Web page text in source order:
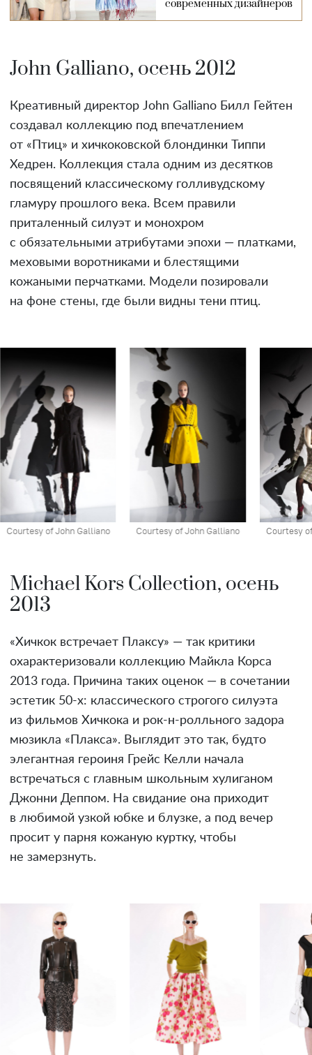
современных дизайнеров
John Galliano, осень 2012
Креативный директор John Galliano Билл Гейтен
создавал коллекцию под впечатлением
от «Птиц» и хичкоковской блондинки Типпи
Хедрен. Коллекция стала одним из десятков
посвящений классическому голливудскому
гламуру прошлого века. Всем правили
приталенный силуэт и монохром
с обязательными атрибутами эпохи — платками,
меховыми воротниками и блестящими
кожаными перчатками. Модели позировали
на фоне стены, где были видны тени птиц.
Courtesy of John Galliano Courtesy of John Galliano Courtesy
Michael Kors Collection, осень
2013
«Хичкок встречает Плаксу» — так критики
охарактеризовали коллекцию Майкла Корса
2013 года. Причина таких оценок — в сочетании
эстетик 50-х: классического строгого силуэта
из фильмов Хичкока и рок-н-ролльного задора
мюзикла «Плакса». Выглядит это так, будто
элегантная героиня Грейс Келли начала
встречаться с главным школьным хулиганом
Джонни Деппом. На свидание она приходит
в любимой узкой юбке и блузке, а под вечер
просит у парня кожаную куртку, чтобы
не замерзнуть.